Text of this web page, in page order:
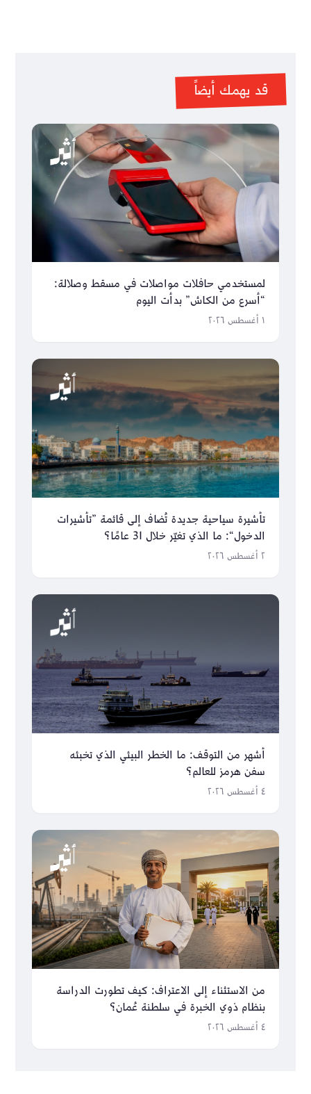
قد يهمك أيضاً
لمستخدمي حافلات مواصلات في مسقط وصلالة:
“أسرع من الكاش” بدأت اليوم
١ أغسطس ٢٠٢٦
تأشيرة سياحية جديدة تُضاف إلى قائمة ”تأشيرات
الدخول“: ما الذي تغيّر خلال 31 عامًا؟
٢ أغسطس ٢٠٢٦
أشهر من التوقف: ما الخطر البيئي الذي تخبئه
سفن هرمز للعالم؟
٤ أغسطس ٢٠٢٦
من الاستثناء إلى الاعتراف: كيف تطورت الدراسة
بنظام ذوي الخبرة في سلطنة عُمان؟
٤ أغسطس ٢٠٢٦